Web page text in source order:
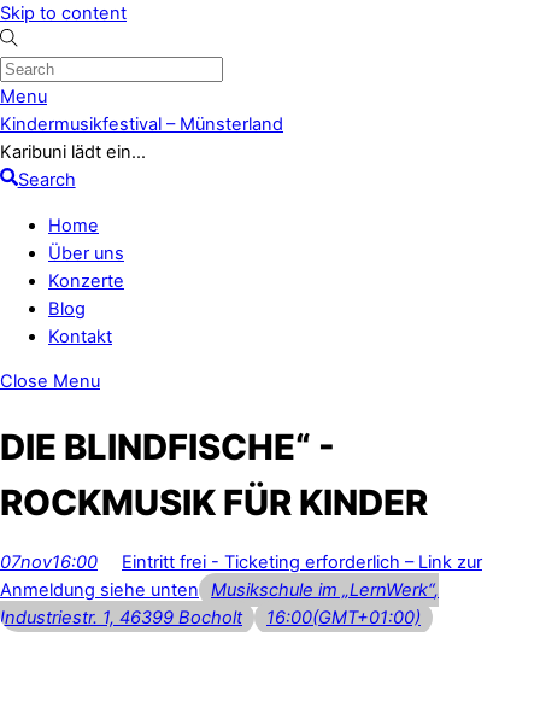
Skip to content
Menu
Kindermusikfestival – Münsterland
Karibuni lädt ein...
Search
Home
Über uns
Konzerte
Blog
Kontakt
Close Menu
DIE BLINDFISCHE“ -
ROCKMUSIK FÜR KINDER
07nov16:00
Eintritt frei - Ticketing erforderlich – Link zur
Anmeldung siehe unten
Musikschule im „LernWerk“,
Industriestr. 1, 46399 Bocholt
16:00(GMT+01:00)